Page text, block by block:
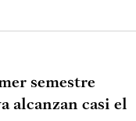
semestre
alcanzan casi el